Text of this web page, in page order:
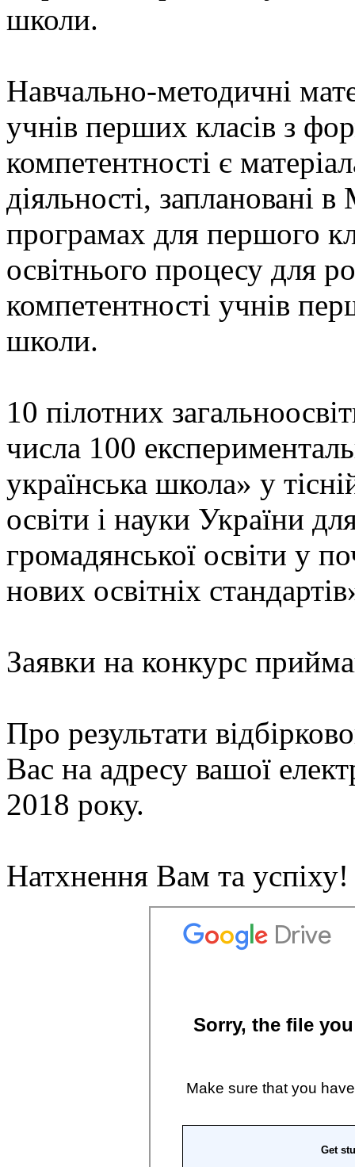
школи.
Навчально-методичні
учнів перших класів з
компетентності є
діяльності, заплановані
програмах для першого
освітнього процесу для
компетентності учнів
школи.
10 пілотних
числа 100
українська школа» у
освіти і науки України
громадянської освіти у
нових освітніх
Заявки на конкурс
Про результати
Вас на адресу вашої
2018 року.
Натхнення Вам та успіху!